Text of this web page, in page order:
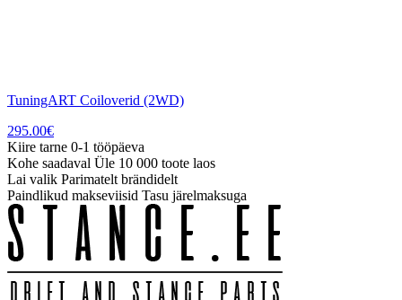
TuningART Coiloverid (2WD)
295.00€
Kiire tarne 0-1 tööpäeva
Kohe saadaval Üle 10 000 toote laos
Lai valik Parimatelt brändidelt
Paindlikud makseviisid Tasu järelmaksuga